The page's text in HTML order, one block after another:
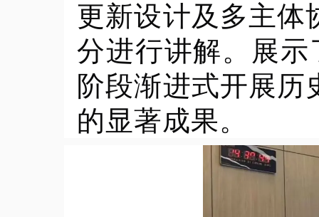
更新设计及多主体
分进行讲解。展
阶段渐进式开展
的显著成果。